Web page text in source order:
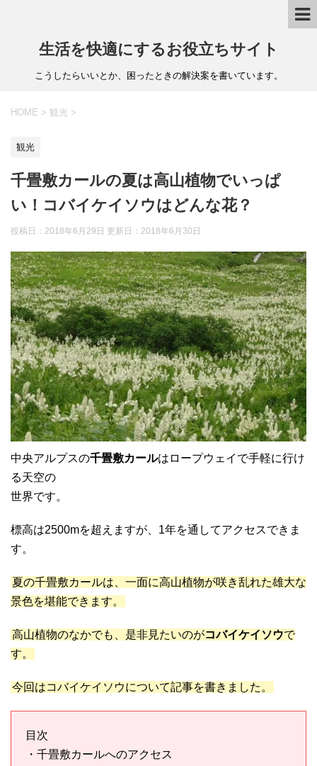
生活を快適にするお役立ちサイト
こうしたらいいとか、困ったときの解決案を書いています。
HOME > 観光 >
観光
千畳敷カールの夏は高山植物でいっぱ
い！コバイケイソウはどんな花？
投稿日：2018年6月29日 更新日： 2018年6月30日
中央アルプスの千畳敷カールはロープウェイで手軽に行け
る天空の
世界です。
標高は2500mを超えますが、1年を通してアクセスできま
す。
夏の千畳敷カールは、一面に高山植物が咲き乱れた雄大な
景色を堪能できます。
高山植物のなかでも、是非見たいのがコバイケイソウで
す。
今回はコバイケイソウについて記事を書きました。
目次
・千畳敷カールへのアクセス